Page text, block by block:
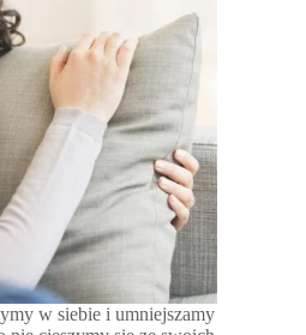
w siebie i umniejszamy